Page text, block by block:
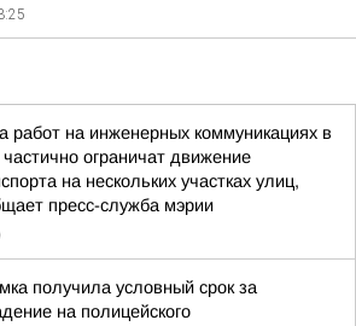
работ на инженерных коммуникациях в
ограничат движение
на нескольких участках улиц,
пресс-служба мэрии
получила условный срок за
на полицейского